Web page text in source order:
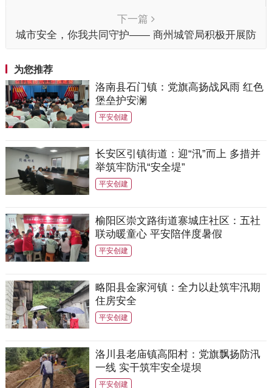
下一篇
城市安全，你我共同守护—— 商州城管局积极开展防
为您推荐
洛南县石门镇：党旗高扬战风雨 红色
堡垒护安澜
平安创建
长安区引镇街道：迎“汛”而上 多措并
举筑牢防汛“安全堤”
平安创建
榆阳区崇文路街道寨城庄社区：五社
联动暖童心 平安陪伴度暑假
平安创建
略阳县金家河镇：全力以赴筑牢汛期
住房安全
平安创建
洛川县老庙镇高阳村：党旗飘扬防汛
一线 实干筑牢安全堤坝
平安创建